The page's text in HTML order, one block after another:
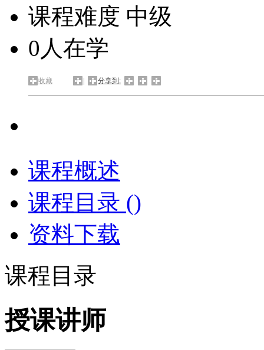
课程难度 中级
0 人在学
收藏 分享到:
课程概述
课程目录 ()
资料下载
课程目录
授课讲师